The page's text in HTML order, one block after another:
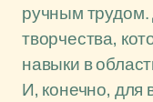
ручным трудом.
творчества,
навыки в
И, конечно, для